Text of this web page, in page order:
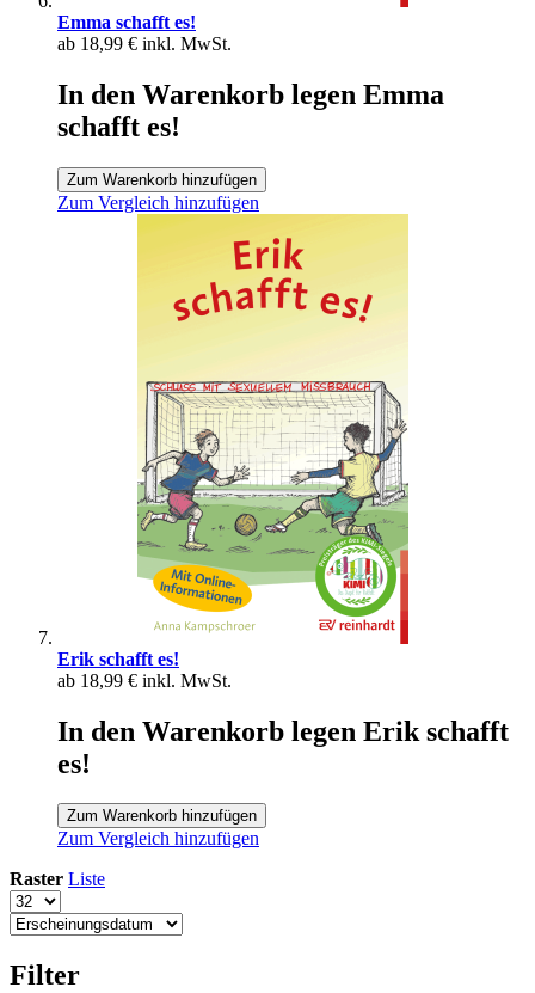
Emma schafft es!
ab 18,99 € inkl. MwSt.
In den Warenkorb legen Emma
schafft es!
Zum Warenkorb hinzufügen
Zum Vergleich hinzufügen
Erik schafft es!
ab 18,99 € inkl. MwSt.
In den Warenkorb legen Erik schafft
es!
Zum Warenkorb hinzufügen
Zum Vergleich hinzufügen
Raster Liste
Filter